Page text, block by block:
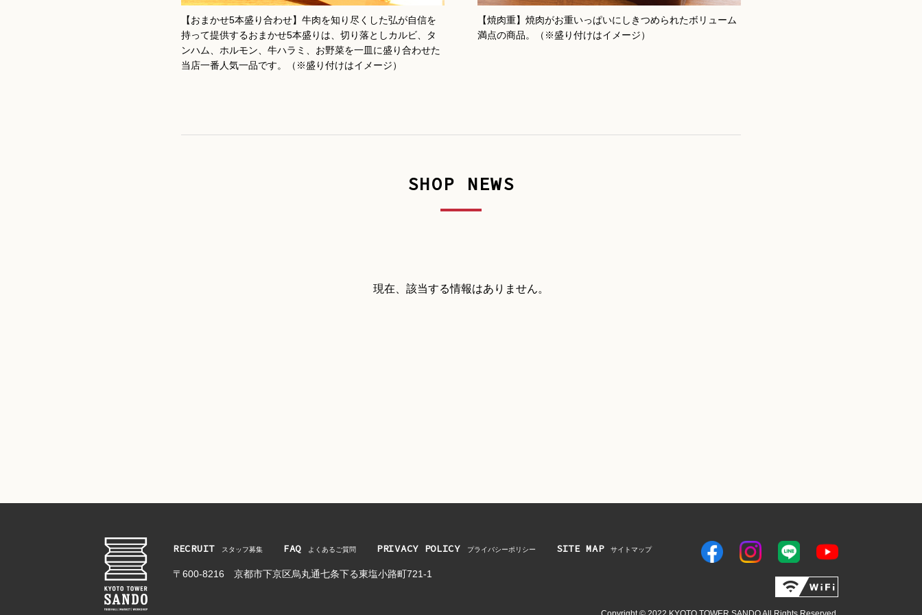
【おまかせ5本盛り合わせ】牛肉を知り尽くした弘が自信を
持って提供するおまかせ5本盛りは、切り落としカルビ、タ
ンハム、ホルモン、牛ハラミ、お野菜を一皿に盛り合わせた
当店一番人気一品です。（※盛り付けはイメージ）
【焼肉重】焼肉がお重いっぱいにしきつめられたボリューム
満点の商品。（※盛り付けはイメージ）
SHOP NEWS
現在、該当する情報はありません。
RECRUIT スタッフ募集 FAQ よくあるご質問 PRIVACY POLICY プライバシーポリシー SITE MAP サイトマップ
〒600-8216 京都市下京区烏丸通七条下る東塩小路町721-1